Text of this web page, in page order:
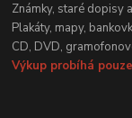
Známky, staré dopisy
Plakáty, mapy,
CD, DVD,
Výkup probíhá